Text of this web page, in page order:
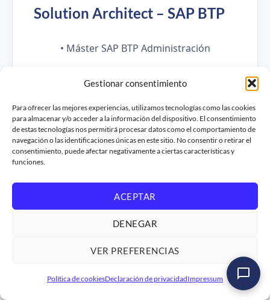
Gestionar consentimiento
Para ofrecer las mejores experiencias, utilizamos tecnologías como las cookies
para almacenar y/o acceder a la información del dispositivo. El consentimiento
de estas tecnologías nos permitirá procesar datos como el comportamiento de
navegación o las identificaciones únicas en este sitio. No consentir o retirar el
consentimiento, puede afectar negativamente a ciertas características y
funciones.
ACEPTAR
DENEGAR
VER PREFERENCIAS
Política de cookiesDeclaración de privacidadImpressum
Solution Architect – SAP BTP
• Máster SAP BTP Administración
VER FORMACIÓN
• Máster SAP BTP Backend Developer
VER FORMACIÓN
VER FORMACIÓN